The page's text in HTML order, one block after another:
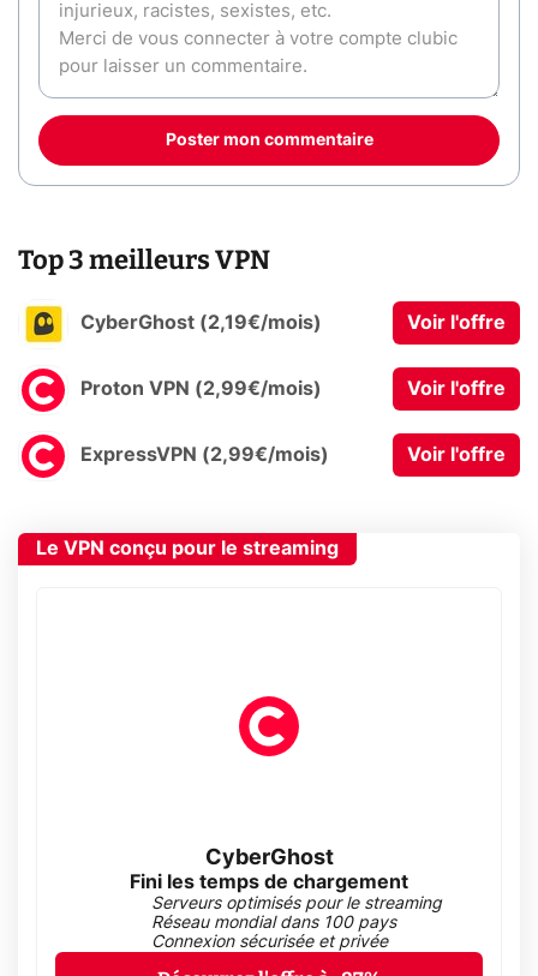
Poster mon commentaire
Top 3 meilleurs VPN
CyberGhost (2,19€/mois) Voir l'offre
Proton VPN (2,99€/mois) Voir l'offre
ExpressVPN (2,99€/mois) Voir l'offre
Le VPN conçu pour le streaming
CyberGhost
Fini les temps de chargement
Serveurs optimisés pour le streaming
Réseau mondial dans 100 pays
Connexion sécurisée et privée